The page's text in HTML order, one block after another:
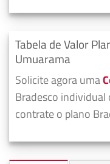
Tabela de Valor
Umuarama
Solicite agora uma
Bradesco
contrate o plano